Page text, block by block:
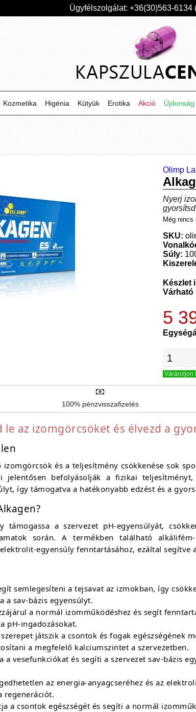
Ügyfélszolgálat: +36(30)563-6134
Kozmetika Higénia Kütyük Erotika Akció Újdonság
Olimp
Nyerj
Még nincs
SKU:
Súly:
Készlet
Várható
5
Várároljon
100% pénzvisszafizetés
le az izomgörcsöket és élvezd a
és a teljesítmény csökkenése sok
jelentősen befolyásolják a fizikai
így támogatva a hatékonyabb edzést és a
támogassa a szervezet pH-egyensúlyát,
során. A termékben található
egyensúly fenntartásához, ezáltal segítve
semlegesíteni a tejsavat az izmokban, így
a sav-bázis egyensúlyt.
a normál izomműködéshez és segít
pH-ingadozásokat.
játszik a csontok és fogak egészségének
a megfelelő kalciumszintet a szervezetben.
a vesefunkciókat és segíti a szervezet sav-bázis
az energia-anyagcseréhez és az
regenerációt.
a csontok egészségét és segíti a normál